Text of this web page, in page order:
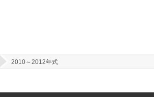
2010～2012年式